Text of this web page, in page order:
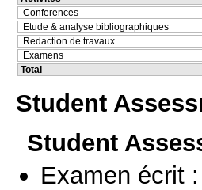
Conferences
Etude & analyse bibliographiques
Redaction de travaux
Examens
Total
Student
Student
Examen écrit